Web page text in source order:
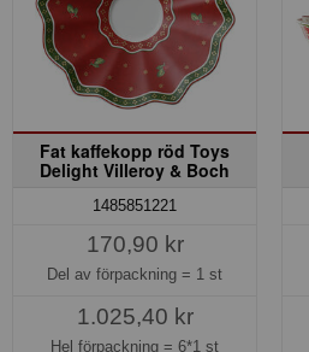
Fat kaffekopp röd Toys
Delight Villeroy & Boch
1485851221
170,90 kr
Del av förpackning = 1 st
1.025,40 kr
Hel förpackning = 6*1 st